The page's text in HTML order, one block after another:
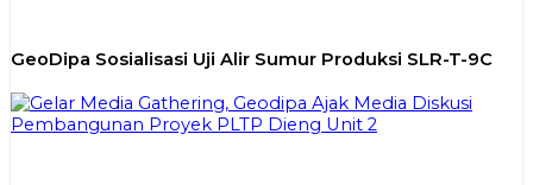
GeoDipa Sosialisasi Uji Alir Sumur Produksi SLR-T-9C